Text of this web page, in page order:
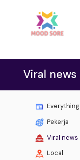
Viral news
Everything
Pekerja
Viral news
Local